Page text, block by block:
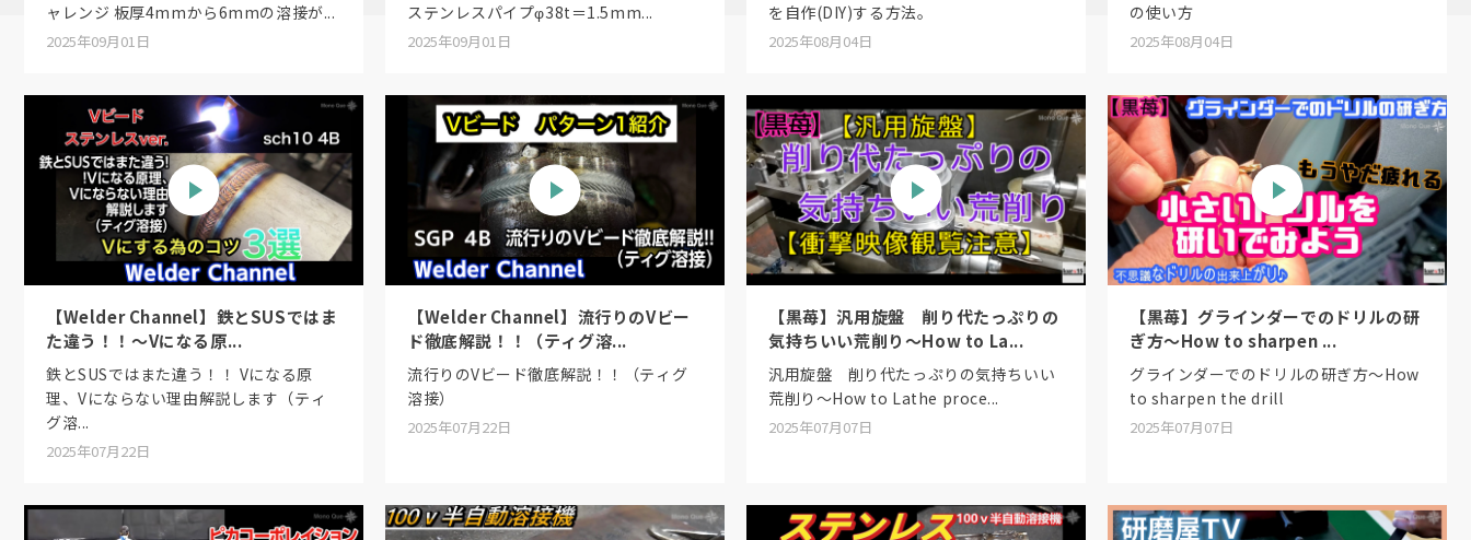
ャレンジ 板厚4mmから6mmの溶接が...
2025年09月01日
ステンレスパイプφ38t＝1.5mm...
2025年09月01日
を自作(DIY)する方法。
2025年08月04日
の使い方
2025年08月04日
【Welder Channel】鉄とSUSではま
た違う！！〜Vになる原...
鉄とSUSではまた違う！！ Vになる原
理、Vにならない理由解説します（ティ
グ溶...
2025年07月22日
【Welder Channel】流行りのVビー
ド徹底解説！！（ティグ溶...
流行りのVビード徹底解説！！（ティグ
溶接）
2025年07月22日
【黒苺】汎用旋盤 削り代たっぷりの
気持ちいい荒削り〜How to La...
汎用旋盤 削り代たっぷりの気持ちいい
荒削り〜How to Lathe proce...
2025年07月07日
【黒苺】グラインダーでのドリルの研
ぎ方〜How to sharpen ...
グラインダーでのドリルの研ぎ方〜How
to sharpen the drill
2025年07月07日